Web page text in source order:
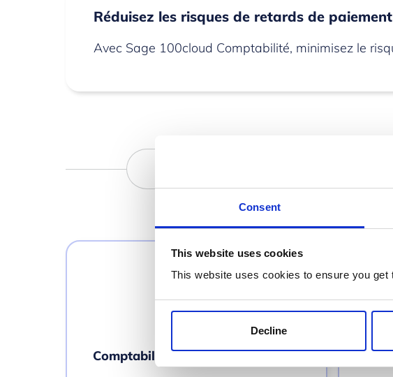
Consent
This website uses cookies
This website uses cookies to ensure you
Decline
Réduisez les risques de retards de paiement
Avec Sage 100cloud Comptabilité, minimisez le
Comptabilité générale et auxiliaire